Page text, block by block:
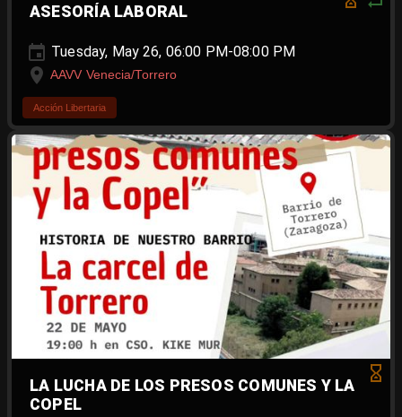
ASESORÍA LABORAL
Tuesday, May 26, 06:00 PM-08:00 PM
AAVV Venecia/Torrero
Acción Libertaria
LA LUCHA DE LOS PRESOS COMUNES Y LA
COPEL